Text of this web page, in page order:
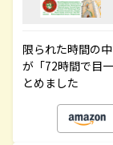
限られた時間の
が「72時間で目
とめました